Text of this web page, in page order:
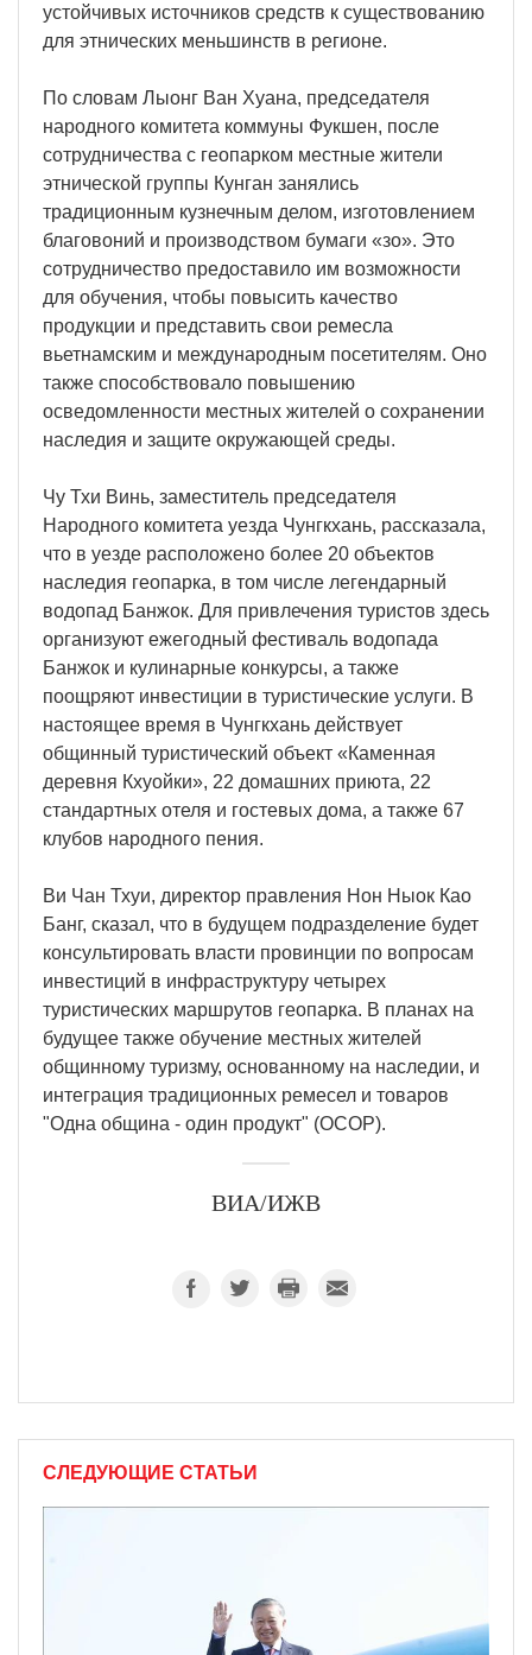
устойчивых источников средств к существованию
для этнических меньшинств в регионе.
По словам Лыонг Ван Хуана, председателя
народного комитета коммуны Фукшен, после
сотрудничества с геопарком местные жители
этнической группы Кунган занялись
традиционным кузнечным делом, изготовлением
благовоний и производством бумаги «зо». Это
сотрудничество предоставило им возможности
для обучения, чтобы повысить качество
продукции и представить свои ремесла
вьетнамским и международным посетителям. Оно
также способствовало повышению
осведомленности местных жителей о сохранении
наследия и защите окружающей среды.
Чу Тхи Винь, заместитель председателя
Народного комитета уезда Чунгкхань, рассказала,
что в уезде расположено более 20 объектов
наследия геопарка, в том числе легендарный
водопад Банжок. Для привлечения туристов здесь
организуют ежегодный фестиваль водопада
Банжок и кулинарные конкурсы, а также
поощряют инвестиции в туристические услуги. В
настоящее время в Чунгкхань действует
общинный туристический объект «Каменная
деревня Кхуойки», 22 домашних приюта, 22
стандартных отеля и гостевых дома, а также 67
клубов народного пения.
Ви Чан Тхуи, директор правления Нон Ныок Као
Банг, сказал, что в будущем подразделение будет
консультировать власти провинции по вопросам
инвестиций в инфраструктуру четырех
туристических маршрутов геопарка. В планах на
будущее также обучение местных жителей
общинному туризму, основанному на наследии, и
интеграция традиционных ремесел и товаров
"Одна община - один продукт" (OCOP).
ВИА/ИЖВ
СЛЕДУЮЩИЕ СТАТЬИ